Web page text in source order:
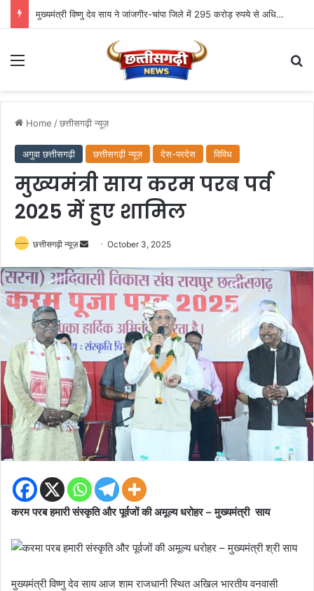
मुख्यमंत्री विष्णु देव साय ने जांजगीर-चांपा जिले में 295 करोड़ रुपये से अधिक के 341 विकास कार्यों का किया लोकार्पण एवं भूमिपूजन
Menu
Home /छत्तीसगढ़ी न्यूज़
अगुवा छत्तीसगढ़ी छत्तीसगढ़ी न्यूज़ देस-परदेस विविध
मुख्यमंत्री साय करम परब पर्व
2025 में हुए शामिल
छत्तीसगढ़ी न्यूज़
Send
email
October 3, 2025
करम परब हमारी संस्कृति और पूर्वजों की अमूल्य धरोहर – मुख्यमंत्री साय
मुख्यमंत्री विष्णु देव साय आज शाम राजधानी स्थित अखिल भारतीय वनवासी